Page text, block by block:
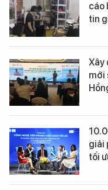
cáo
tin
Xây
mới
giải
tối